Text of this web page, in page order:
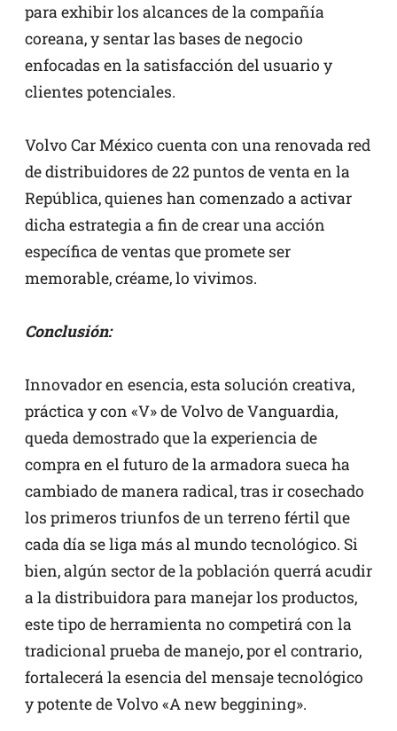
para exhibir los alcances de la compañía
coreana, y sentar las bases de negocio
enfocadas en la satisfacción del usuario y
clientes potenciales.
Volvo Car México cuenta con una renovada red
de distribuidores de 22 puntos de venta en la
República, quienes han comenzado a activar
dicha estrategia a fin de crear una acción
específica de ventas que promete ser
memorable, créame, lo vivimos.
Conclusión:
Innovador en esencia, esta solución creativa,
práctica y con «V» de Volvo de Vanguardia,
queda demostrado que la experiencia de
compra en el futuro de la armadora sueca ha
cambiado de manera radical, tras ir cosechado
los primeros triunfos de un terreno fértil que
cada día se liga más al mundo tecnológico. Si
bien, algún sector de la población querrá acudir
a la distribuidora para manejar los productos,
este tipo de herramienta no competirá con la
tradicional prueba de manejo, por el contrario,
fortalecerá la esencia del mensaje tecnológico
y potente de Volvo «A new beggining».